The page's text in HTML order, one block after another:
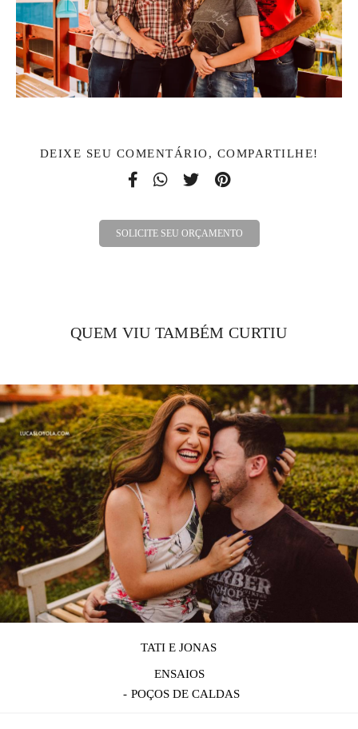
DEIXE SEU COMENTÁRIO, COMPARTILHE!
SOLICITE SEU ORÇAMENTO
QUEM VIU TAMBÉM CURTIU
TATI E JONAS
ENSAIOS
POÇOS DE CALDAS